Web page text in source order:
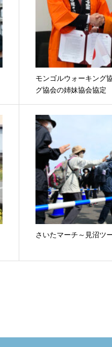
モンゴルウォーキング
グ協会の姉妹協会協定
さいたマーチ～見沼ツ